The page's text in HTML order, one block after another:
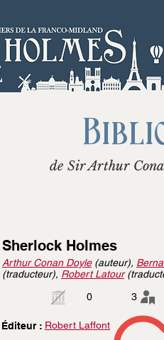
de Sir Arthur
Sherlock Holmes
Arthur Conan Doyle(auteur),
(traducteur), Robert Latour
0
3
Éditeur : Robert Laffont